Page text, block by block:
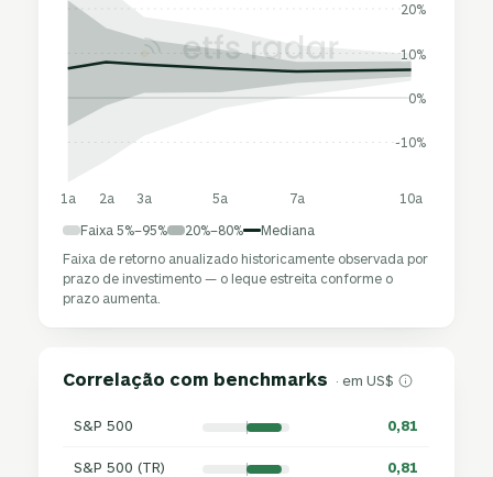
-10%
0%
10%
20%
1a 2a 3a 5a 7a 10a
Faixa 5%–95% 20%–80%
Mediana
Faixa de retorno anualizado historicamente observada por
prazo de investimento — o leque estreita conforme o
prazo aumenta.
Correlação com benchmarks · em US$
S&P 500 0,81
S&P 500 (TR) 0,81